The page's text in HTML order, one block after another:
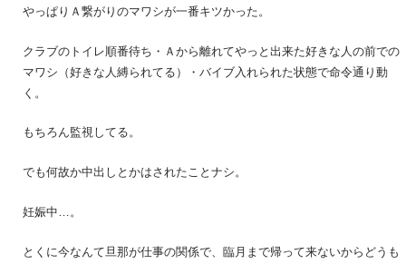
やっぱりＡ繋がりのマワシが一番キツかった。
クラブのトイレ順番待ち・Ａから離れてやっと出来た好きな人の前での
マワシ（好きな人縛られてる）・バイブ入れられた状態で命令通り動
く。
もちろん監視してる。
でも何故か中出しとかはされたことナシ。
妊娠中…。
とくに今なんて旦那が仕事の関係で、臨月まで帰って来ないからどうも